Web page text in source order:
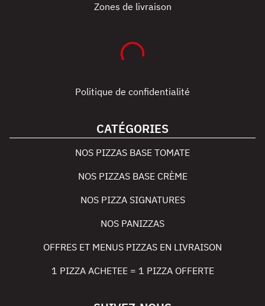
Zones de livraison
Politique de confidentialité
CATÉGORIES
NOS PIZZAS BASE TOMATE
NOS PIZZAS BASE CRÈME
NOS PIZZA SIGNATURES
NOS PANIZZAS
OFFRES ET MENUS PIZZAS EN LIVRAISON
1 PIZZA ACHETEE = 1 PIZZA OFFERTE